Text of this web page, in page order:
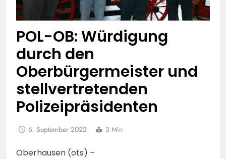
POL-OB: Würdigung
durch den
Oberbürgermeister und
stellvertretenden
Polizeipräsidenten
6. September 2022 3 Min
Oberhausen (ots) –